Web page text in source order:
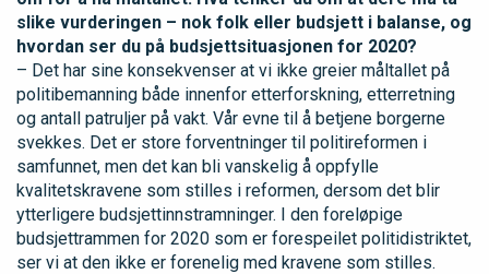
slike vurderingen – nok folk eller budsjett i balanse, og
hvordan ser du på budsjettsituasjonen for 2020?
– Det har sine konsekvenser at vi ikke greier måltallet på
politibemanning både innenfor etterforskning, etterretning
og antall patruljer på vakt. Vår evne til å betjene borgerne
svekkes. Det er store forventninger til politireformen i
samfunnet, men det kan bli vanskelig å oppfylle
kvalitetskravene som stilles i reformen, dersom det blir
ytterligere budsjettinnstramninger. I den foreløpige
budsjettrammen for 2020 som er forespeilet politidistriktet,
ser vi at den ikke er forenelig med kravene som stilles.